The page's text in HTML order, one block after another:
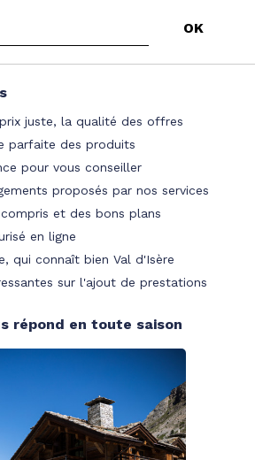
juste, la qualité des offres
parfaite des produits
pour vous conseiller
proposés par nos services
et des bons plans
en ligne
qui connaît bien Val d'Isère
sur l'ajout de prestations
répond en toute saison